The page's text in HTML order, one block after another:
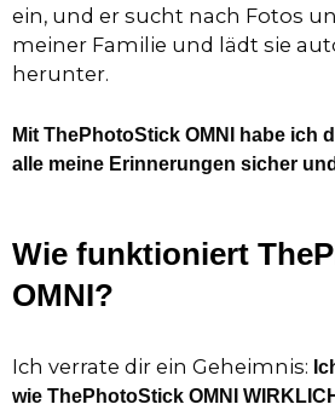
ein, und er sucht nach Fotos
meiner Familie und lädt sie
herunter.
Mit ThePhotoStick OMNI habe ich
alle meine Erinnerungen sicher
Wie funktioniert
OMNI?
Ich verrate dir ein Geheimnis:
wie ThePhotoStick OMNI